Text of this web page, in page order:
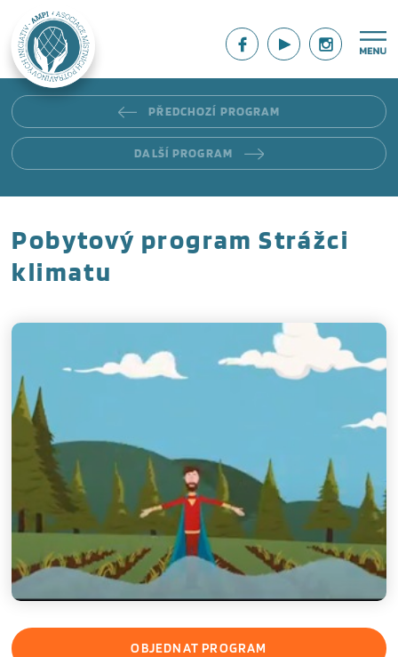
PŘEDCHOZÍ PROGRAM
DALŠÍ PROGRAM
Pobytový program Strážci
klimatu
OBJEDNAT PROGRAM